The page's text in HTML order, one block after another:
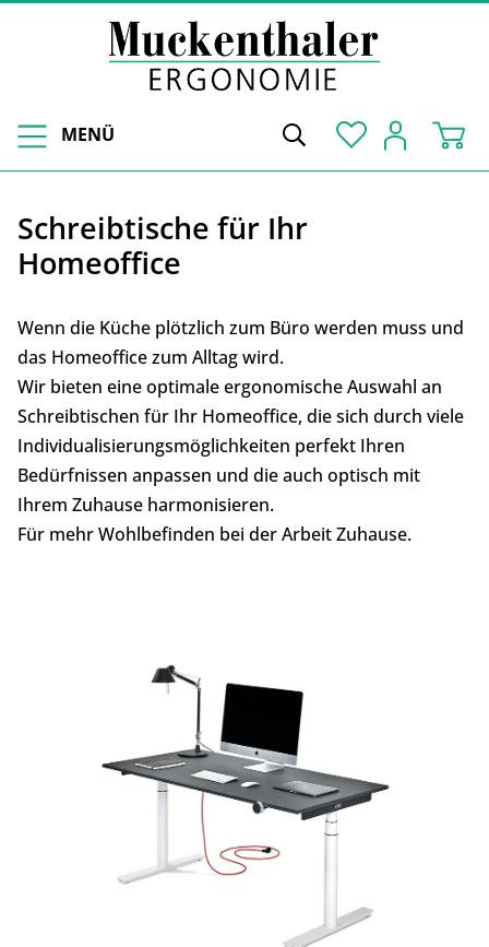
MENÜ
Schreibtische für Ihr
Homeoffice
Wenn die Küche plötzlich zum Büro werden muss und
das Homeoffice zum Alltag wird.
Wir bieten eine optimale ergonomische Auswahl an
Schreibtischen für Ihr Homeoffice, die sich durch viele
Individualisierungsmöglichkeiten perfekt Ihren
Bedürfnissen anpassen und die auch optisch mit
Ihrem Zuhause harmonisieren.
Für mehr Wohlbefinden bei der Arbeit Zuhause.